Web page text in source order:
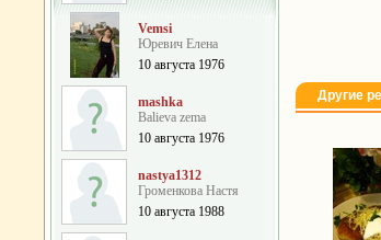
Vemsi
Юревич Елена
10 августа 1976
mashka
Balieva zema
10 августа 1976
nastya1312
Громенкова Настя
10 августа 1988
Другие